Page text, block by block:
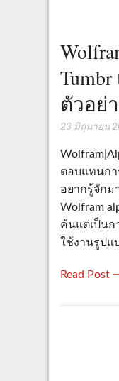
ตัวอย่
23 มิถุนายน
ตอบแทนก
อยากรู้จักม
Wolfram
ค้นแต่เป็นก
ใช้งานรูปแ
Read Post